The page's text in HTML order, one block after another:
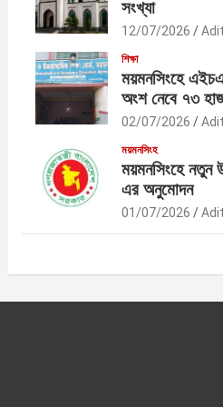
সংখ্যা
12/07/2026
শিক্ষা
ময়মনসিংহে
অংশ নেবে ৭৩
02/07/2026
ময়মনসিংহ
ময়মনসিংহে নতুন
এর অনুমোদন
01/07/2026